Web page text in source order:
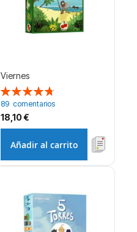
Viernes
Valoración:
96%
89 comentarios
18,10 €
Añadir al carrito